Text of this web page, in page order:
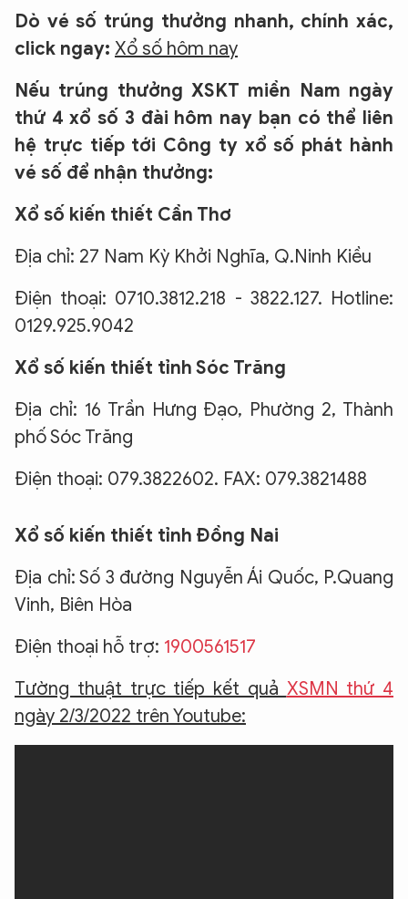
Dò vé số trúng thưởng nhanh, chính xác,
click ngay: Xổ số hôm nay
Nếu trúng thưởng XSKT miền Nam ngày
thứ 4 xổ số 3 đài hôm nay bạn có thể liên
hệ trực tiếp tới Công ty xổ số phát hành
vé số để nhận thưởng:
Xổ số kiến thiết Cần Thơ
Địa chỉ: 27 Nam Kỳ Khởi Nghĩa, Q.Ninh Kiều
Điện thoại: 0710.3812.218 - 3822.127. Hotline:
0129.925.9042
Xổ số kiến thiết tỉnh Sóc Trăng
Địa chỉ: 16 Trần Hưng Đạo, Phường 2, Thành
phố Sóc Trăng
Điện thoại: 079.3822602. FAX: 079.3821488
Xổ số kiến thiết tỉnh Đồng Nai
Địa chỉ: Số 3 đường Nguyễn Ái Quốc, P.Quang
Vinh, Biên Hòa
Điện thoại hỗ trợ: 1900561517
Tường thuật trực tiếp kết quả XSMN thứ 4
ngày 2/3/2022 trên Youtube:
XIN CHÀO,
TÔI LÀ CHATBOT CỦA
An Ninh Thủ Đô nhé. Tôi sẵn sàng hỗ trợ!